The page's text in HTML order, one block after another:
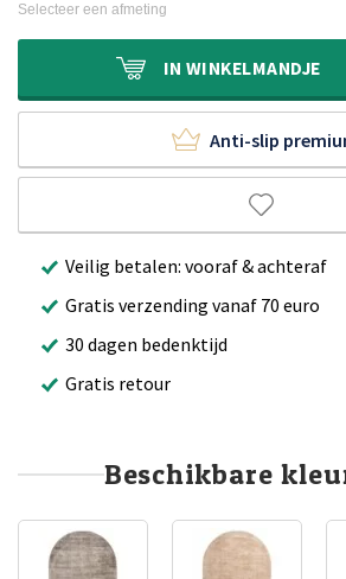
Selecteer een afmeting
IN WINKELMANDJE
Anti-slip
Veilig betalen: vooraf & achteraf
Gratis verzending vanaf 70 euro
30 dagen bedenktijd
Gratis retour
Beschikbare